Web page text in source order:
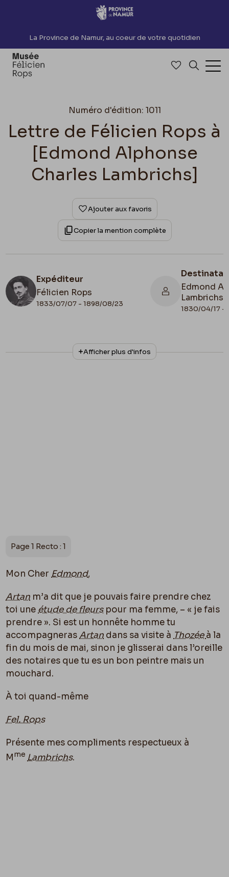
Accèder directement au contenu
La Province de Namur, au coeur de votre quotidien
Accéder à
Numéro d'édition: 1011
Lettre de Félicien Rops à
[Edmond Alphonse
Charles Lambrichs]
Ajouter aux favoris
Copier la mention complète
Expéditeur
Félicien Rops
1833/07/07 - 1898/08/23
Edmond
Lambrichs
1830/04/17 -
N° d'inventaire
III/215/11/11
Collationnage
Autographe
Afficher plus d'infos
Page 1 Recto : 1
Mon Cher Edmond,
Artan m’a dit que je pouvais faire prendre chez
toi une étude de fleurspour ma femme, – « je fais
prendre ». Si est un honnête homme tu
accompagnerasArtan dans sa visite à Thozéeà la
fin du mois de mai, sinon je glisserai dans l’oreille
des notaires que tu es un bon peintre mais un
mouchard.
À toi quand-même
Fel. Rops
Présente mes compliments respectueux à
Mme Lambrichs.